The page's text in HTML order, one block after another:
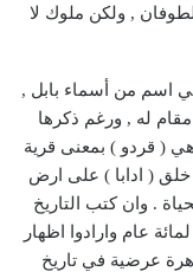
, ولكن ملوك لا
اسم من أسماء بابل ,
مقام له , ورغم ذكرها
( قردو ) بمعنى قرية
خلق ( ادابا ) على ارض
. وان كتب التاريخ
عام وارادوا اظهار
عرضية في تاريخ